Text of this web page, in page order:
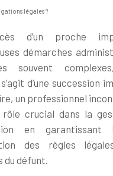
légales ?
d’un proche
démarches
souvent
s’agit d’une succession
un professionnel
rôle crucial dans la
en garantissant
des règles
du défunt.